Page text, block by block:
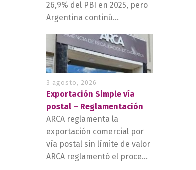
26,9% del PBI en 2025, pero
Argentina continú...
3 agosto, 2026
Exportación Simple vía
postal – Reglamentación
ARCA reglamenta la
exportación comercial por
vía postal sin límite de valor
ARCA reglamentó el proce...